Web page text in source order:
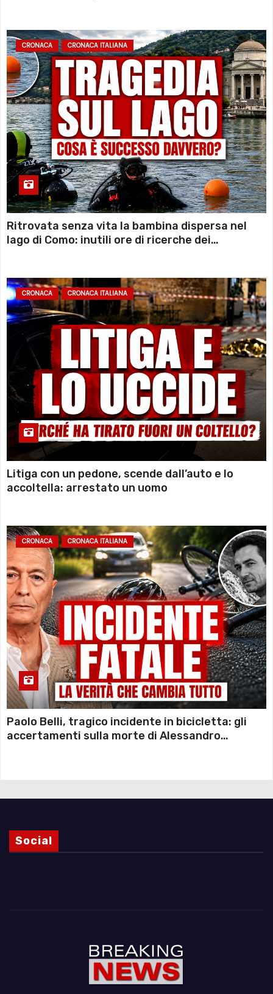
CRONACA CRONACA ITALIANA
Ritrovata senza vita la bambina dispersa nel
lago di Como: inutili ore di ricerche dei
CRONACA CRONACA ITALIANA
Litiga con un pedone, scende dall’auto e lo
accoltella: arrestato un uomo
CRONACA CRONACA ITALIANA
Paolo Belli, tragico incidente in bicicletta: gli
accertamenti sulla morte di Alessandro
Social